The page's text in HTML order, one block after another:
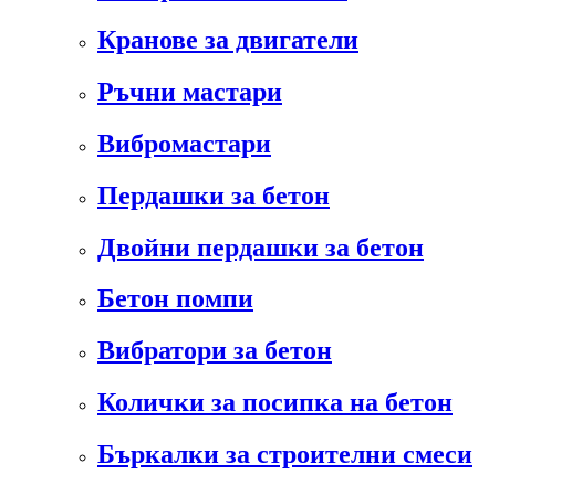
Кранове за двигатели
Ръчни мастари
Вибромастари
Пердашки за бетон
Двойни пердашки за бетон
Бетон помпи
Вибратори за бетон
Колички за посипка на бетон
Бъркалки за строителни смеси